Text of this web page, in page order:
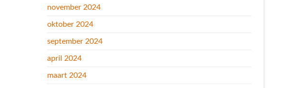
november 2024
oktober 2024
september 2024
april 2024
maart 2024